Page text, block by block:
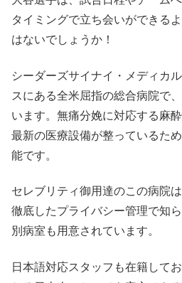
タイミングで立ち会いができる
はないでしょうか！
シーダーズサイナイ・メディカ
スにある全米屈指の総合病院で
います。無痛分娩に対応する麻
最新の医療設備が整っているた
能です。
セレブリティ御用達のこの病院
徹底したプライバシー管理で知
別病室も用意されています。
日本語対応スタッフも在籍して